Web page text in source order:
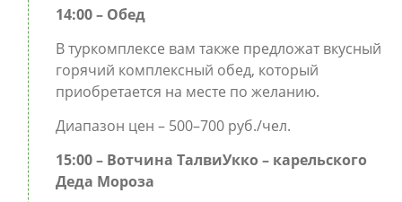
14:00 – Обед
В туркомплексе вам также предложат вкусный
горячий комплексный обед, который
приобретается на месте по желанию.
Диапазон цен – 500–700 руб./чел.
15:00 – Вотчина ТалвиУкко – карельского
Деда Мороза